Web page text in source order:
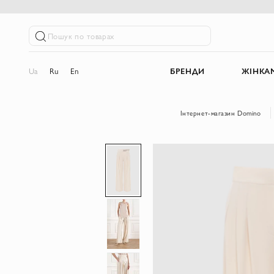
Пошук по товарах
Ua Ru En БРЕНДИ
Інтернет-магазин Domino
Перейти
галереї
зображень